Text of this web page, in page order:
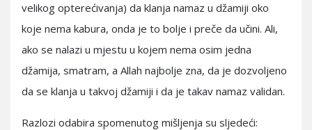
velikog opterećivanja) da klanja namaz u džamiji oko
koje nema kabura, onda je to bolje i preče da učini. Ali,
ako se nalazi u mjestu u kojem nema osim jedna
džamija, smatram, a Allah najbolje zna, da je dozvoljeno
da se klanja u takvoj džamiji i da je takav namaz validan.
Razlozi odabira spomenutog mišljenja su sljedeći: